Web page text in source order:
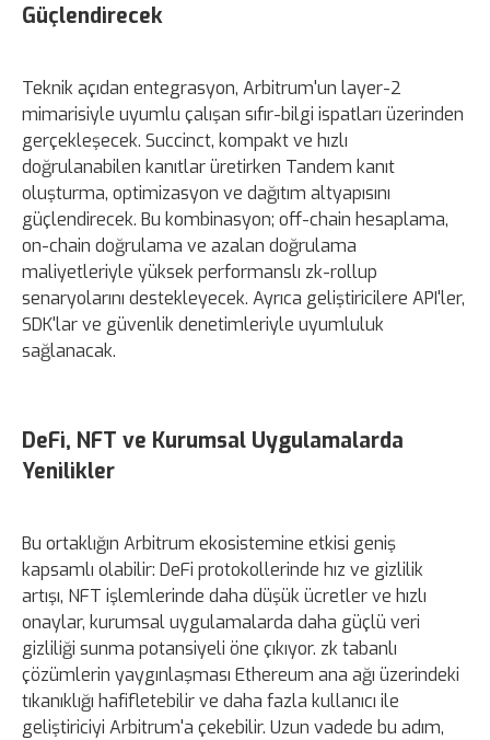
Güçlendirecek
Teknik açıdan entegrasyon, Arbitrum'un layer-2
mimarisiyle uyumlu çalışan sıfır-bilgi ispatları üzerinden
gerçekleşecek. Succinct, kompakt ve hızlı
doğrulanabilen kanıtlar üretirken Tandem kanıt
oluşturma, optimizasyon ve dağıtım altyapısını
güçlendirecek. Bu kombinasyon; off-chain hesaplama,
on-chain doğrulama ve azalan doğrulama
maliyetleriyle yüksek performanslı zk-rollup
senaryolarını destekleyecek. Ayrıca geliştiricilere API'ler,
SDK'lar ve güvenlik denetimleriyle uyumluluk
sağlanacak.
DeFi, NFT ve Kurumsal Uygulamalarda
Yenilikler
Bu ortaklığın Arbitrum ekosistemine etkisi geniş
kapsamlı olabilir: DeFi protokollerinde hız ve gizlilik
artışı, NFT işlemlerinde daha düşük ücretler ve hızlı
onaylar, kurumsal uygulamalarda daha güçlü veri
gizliliği sunma potansiyeli öne çıkıyor. zk tabanlı
çözümlerin yaygınlaşması Ethereum ana ağı üzerindeki
tıkanıklığı hafifletebilir ve daha fazla kullanıcı ile
geliştiriciyi Arbitrum'a çekebilir. Uzun vadede bu adım,